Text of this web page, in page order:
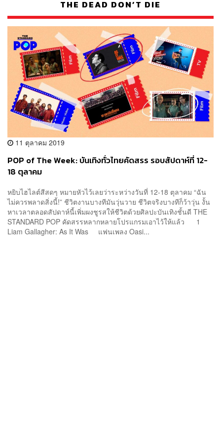
THE DEAD DON’T DIE
11 ตุลาคม 2019
POP of The Week: บันเทิงทั่วไทยคัดสรร รอบสัปดาห์ที่ 12-
18 ตุลาคม
หยิบไฮไลต์สีสดๆ หมายหัวไว้เลยว่าระหว่างวันที่ 12-18 ตุลาคม “ฉัน
ไม่ควรพลาดสิ่งนี้!” ชีวิตงานบางทีมันวุ่นวาย ชีวิตจริงบางทีก็ว้าวุ่น งั้น
หาเวลาตลอดสัปดาห์นี้เพิ่มผงชูรสให้ชีวิตด้วยศิลปะบันเทิงชั้นดี THE
STANDARD POP คัดสรรหลากหลายโปรแกรมเอาไว้ให้แล้ว 1
Liam Gallagher: As It Was แฟนเพลง Oasi...